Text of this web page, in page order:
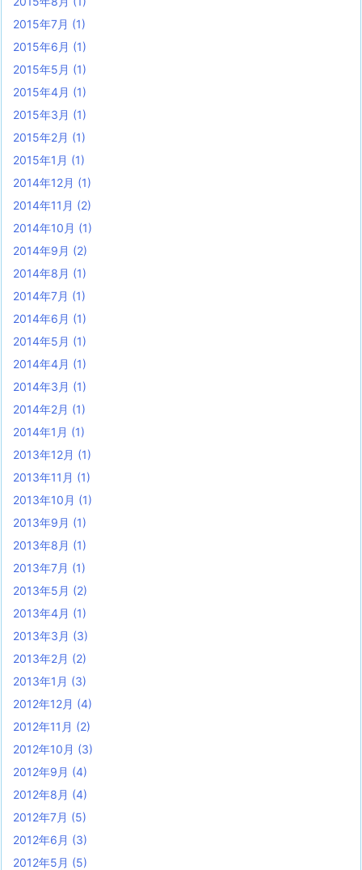
2015年7月 (1)
2015年6月 (1)
2015年5月 (1)
2015年4月 (1)
2015年3月 (1)
2015年2月 (1)
2015年1月 (1)
2014年12月 (1)
2014年11月 (2)
2014年10月 (1)
2014年9月 (2)
2014年8月 (1)
2014年7月 (1)
2014年6月 (1)
2014年5月 (1)
2014年4月 (1)
2014年3月 (1)
2014年2月 (1)
2014年1月 (1)
2013年12月 (1)
2013年11月 (1)
2013年10月 (1)
2013年9月 (1)
2013年8月 (1)
2013年7月 (1)
2013年5月 (2)
2013年4月 (1)
2013年3月 (3)
2013年2月 (2)
2013年1月 (3)
2012年12月 (4)
2012年11月 (2)
2012年10月 (3)
2012年9月 (4)
2012年8月 (4)
2012年7月 (5)
2012年6月 (3)
2012年5月 (5)